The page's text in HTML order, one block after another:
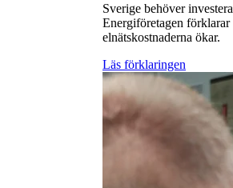
Sverige behöver
Energiföretagen
elnätskostnaderna ökar.
Läs förklaringen